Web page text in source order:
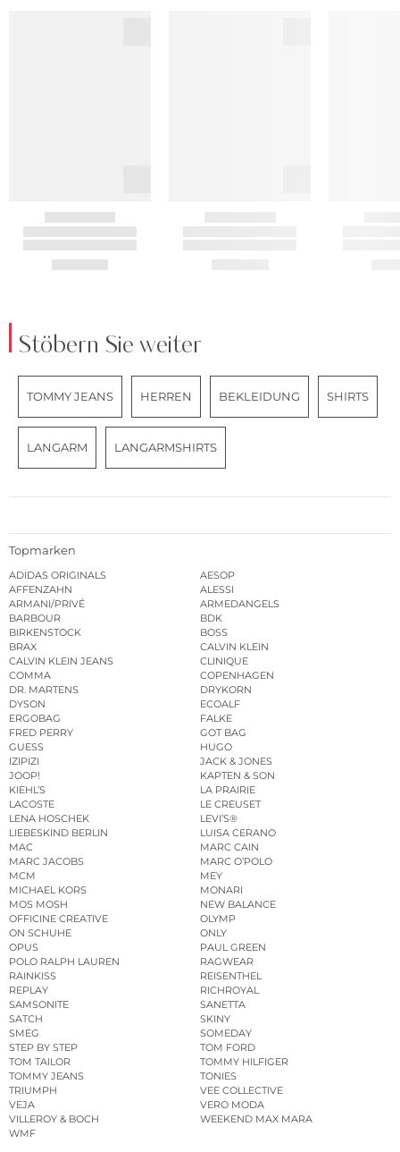
Stöbern Sie weiter
TOMMY JEANS HERREN BEKLEIDUNG SHIRTS
LANGARM LANGARMSHIRTS
Topmarken
ADIDAS ORIGINALS
AESOP
AFFENZAHN
ALESSI
ARMANI/PRIVÉ
ARMEDANGELS
BARBOUR
BDK
BIRKENSTOCK
BOSS
BRAX
CALVIN KLEIN
CALVIN KLEIN JEANS
CLINIQUE
COMMA
COPENHAGEN
DR. MARTENS
DRYKORN
DYSON
ECOALF
ERGOBAG
FALKE
FRED PERRY
GOT BAG
GUESS
HUGO
IZIPIZI
JACK & JONES
JOOP!
KAPTEN & SON
KIEHL’S
LA PRAIRIE
LACOSTE
LE CREUSET
LENA HOSCHEK
LEVI’S®
LIEBESKIND BERLIN
LUISA CERANO
MAC
MARC CAIN
MARC JACOBS
MARC O’POLO
MCM
MEY
MICHAEL KORS
MONARI
MOS MOSH
NEW BALANCE
OFFICINE CREATIVE
OLYMP
ON SCHUHE
ONLY
OPUS
PAUL GREEN
POLO RALPH LAUREN
RAGWEAR
RAINKISS
REISENTHEL
REPLAY
RICHROYAL
SAMSONITE
SANETTA
SATCH
SKINY
SMEG
SOMEDAY
STEP BY STEP
TOM FORD
TOM TAILOR
TOMMY HILFIGER
TOMMY JEANS
TONIES
TRIUMPH
VEE COLLECTIVE
VEJA
VERO MODA
VILLEROY & BOCH
WEEKEND MAX MARA
WMF